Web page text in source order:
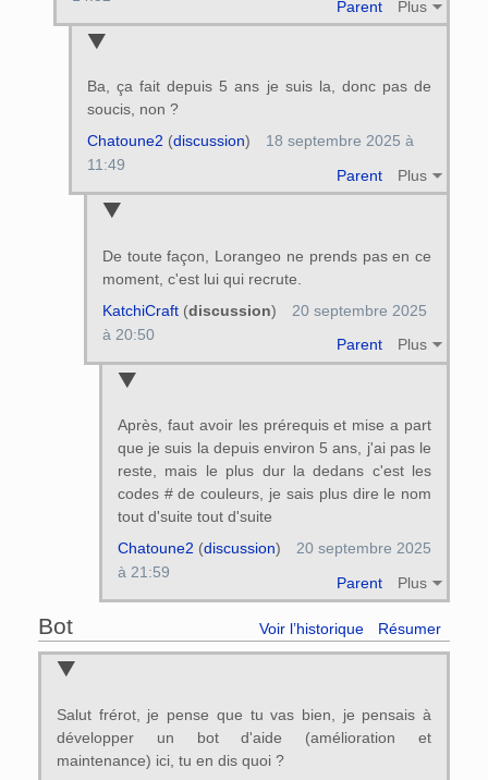
Parent Plus
Ba, ça fait depuis 5 ans je suis la, donc pas de
soucis, non ?
Parent Plus
Chatoune2 (discussion)
18 septembre 2025 à
11:49
De toute façon, Lorangeo ne prends pas en ce
moment, c'est lui qui recrute.
Parent Plus
KatchiCraft(discussion)
20 septembre 2025
à 20:50
Après, faut avoir les prérequis et mise a part
que je suis la depuis environ 5 ans, j'ai pas le
reste, mais le plus dur la dedans c'est les
codes # de couleurs, je sais plus dire le nom
tout d'suite tout d'suite
Parent Plus
Chatoune2 (discussion)
20 septembre 2025
à 21:59
Bot Voir l’historique Résumer
Salut frérot, je pense que tu vas bien, je pensais à
développer un bot d'aide (amélioration et
maintenance) ici, tu en dis quoi ?